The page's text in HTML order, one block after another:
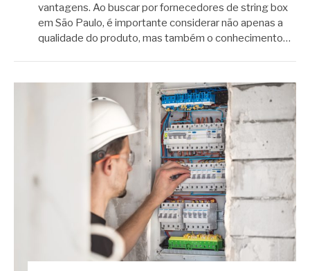
vantagens. Ao buscar por fornecedores de string box
em São Paulo, é importante considerar não apenas a
qualidade do produto, mas também o conhecimento…